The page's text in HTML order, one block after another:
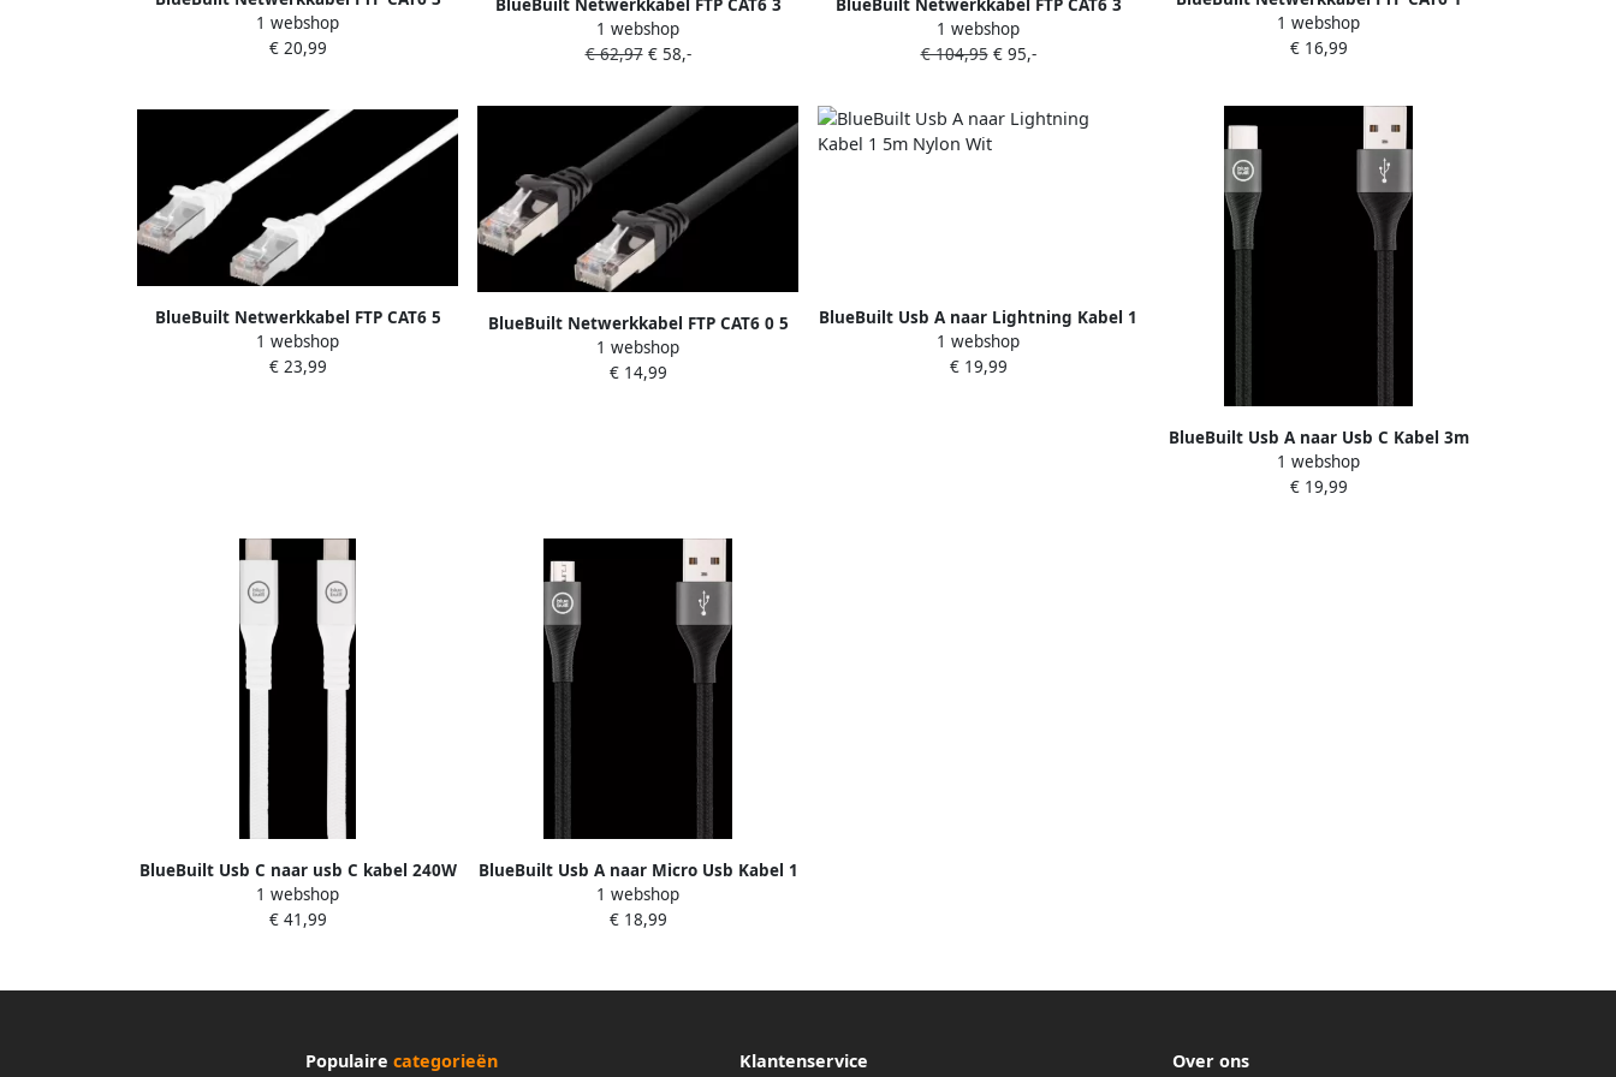
meter wit
1 webshop
€ 20,99
meter Zwart 3-Pack
1 webshop
€ 62,97€ 58,-
meter Zwart 5-Pack
1 webshop
€ 104,95€ 95,-
meter wit
1 webshop
€ 16,99
BlueBuilt Netwerkkabel FTP CAT6 5
meter wit
1 webshop
€ 23,99
BlueBuilt Netwerkkabel FTP CAT6 0 5
meter Zwart
1 webshop
€ 14,99
BlueBuilt Usb A naar Lightning Kabel 1
5m Nylon Wit
1 webshop
€ 19,99
BlueBuilt Usb A naar Usb C Kabel 3m
Nylon Zwart
1 webshop
€ 19,99
BlueBuilt Usb C naar usb C kabel 240W
2m Nylon Wit
1 webshop
€ 41,99
BlueBuilt Usb A naar Micro Usb Kabel 1
5m Nylon Zwart
1 webshop
€ 18,99
Populaire categorieën Klantenservice Over ons